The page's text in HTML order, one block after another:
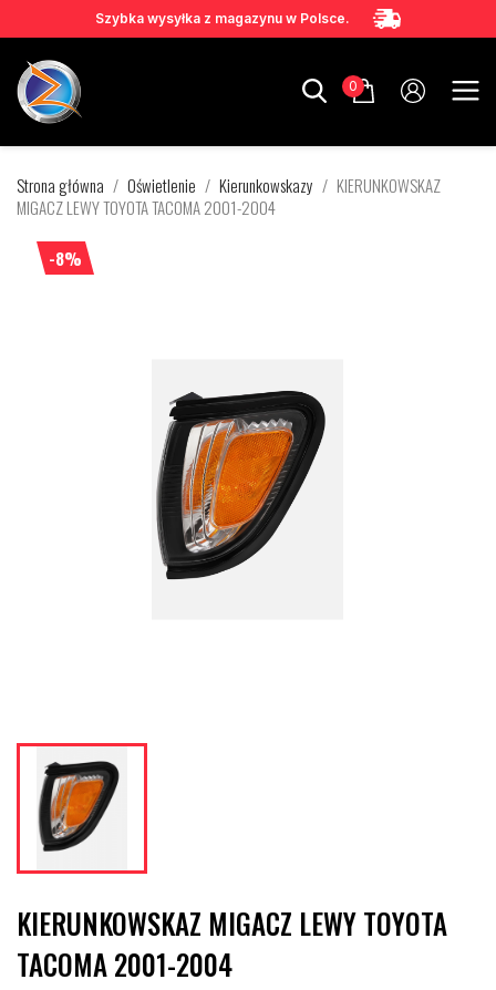
Szybka wysyłka z magazynu w Polsce.
0
Strona główna Oświetlenie Kierunkowskazy
KIERUNKOWSKAZ
MIGACZ LEWY TOYOTA TACOMA 2001-2004
-8%
KIERUNKOWSKAZ MIGACZ LEWY TOYOTA
TACOMA 2001-2004